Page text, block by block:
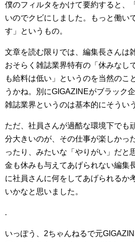
僕のフィルタをかけて要約すると、
いのでクビにしました。もっと働い
す」というもの。
文章を読む限りでは、編集長さんは
おそらく雑誌業界特有の「休みなし
も給料は低い」というのを当然のこ
うかね。別にGIGAZINEがブラック
雑誌業界というのは基本的にそうい
ただ、社員さんが過酷な環境下でも
分大きいのが、その仕事が楽しかっ
ったり、みたいな「やりがい」だと
金も休みも与えてあげられない編集
に社員さんに何をしてあげられるか
いかなと思いました。
.
いっぽう、2ちゃんねるで元